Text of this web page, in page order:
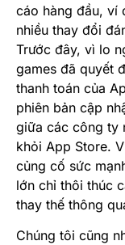
cáo hàng đầu, ví
nhiều thay đổi
Trước đây, vì lo
games đã quyết
thanh toán của
phiên bản cập
giữa các công ty
khỏi App Store.
củng cố sức
lớn chỉ thôi thúc
thay thế thông
Chúng tôi cũng